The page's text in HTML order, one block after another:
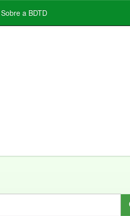
Sobre a BDTD